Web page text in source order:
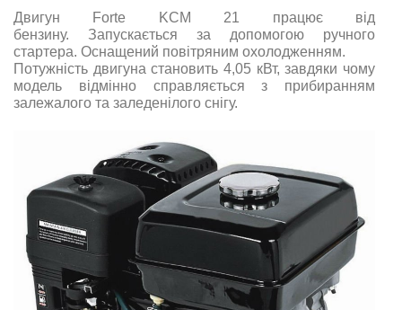
Двигун Forte KCM 21 працює від
бензину. Запускається за допомогою ручного
стартера. Оснащений повітряним охолодженням.
Потужність двигуна становить 4,05 кВт, завдяки чому
модель відмінно справляється з прибиранням
залежалого та заледенілого снігу.